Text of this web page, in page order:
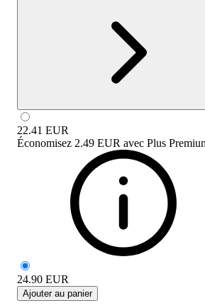
22.41 EUR
Économisez 2.49 EUR avec Plus
24.90 EUR
Ajouter au panier